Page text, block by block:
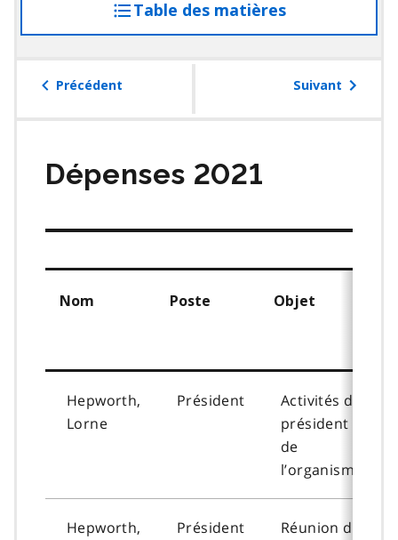
Table des matières
à
table
Précédent Suivant
Dépenses 2021
Nom Poste Objet
Hepworth,
Lorne
Président
Activités du
président
de
l’organisme
Hepworth,
Président
Réunion de